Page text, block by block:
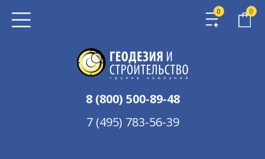
8 (800) 500-89-48
7 (495) 783-56-39
0 0